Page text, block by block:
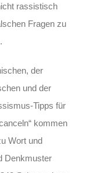
rassistisch
Fragen zu
der
und der
Tipps für
kommen
Wort und
Denkmuster